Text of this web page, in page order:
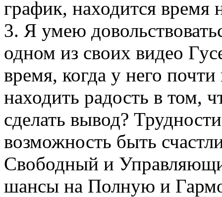
график, находится время
3. Я умею
одном из своих видео
время, когда у него
находить радость в том,
сделать вывод?
возможность быть
Свободный и
шансы на Полную и